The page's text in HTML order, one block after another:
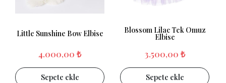
Little Sunshine Bow Elbise
4.000,00 ₺
Sepete ekle
Blossom Lilac Tek Omuz
Elbise
3.500,00 ₺
Sepete ekle